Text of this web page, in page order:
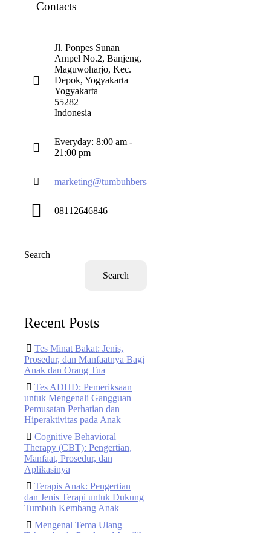
Contacts
Jl. Ponpes Sunan
Ampel No.2, Banjeng,
Maguwoharjo, Kec.
Depok, Yogyakarta
Yogyakarta
55282
Indonesia
Everyday: 8:00 am -
21:00 pm
marketing@tumbuhbersama.co
08112646846
Search
Search
Recent Posts
Tes Minat Bakat: Jenis,
Prosedur, dan Manfaatnya Bagi
Anak dan Orang Tua
Tes ADHD: Pemeriksaan
untuk Mengenali Gangguan
Pemusatan Perhatian dan
Hiperaktivitas pada Anak
Cognitive Behavioral
Therapy (CBT): Pengertian,
Manfaat, Prosedur, dan
Aplikasinya
Terapis Anak: Pengertian
dan Jenis Terapi untuk Dukung
Tumbuh Kembang Anak
Mengenal Tema Ulang